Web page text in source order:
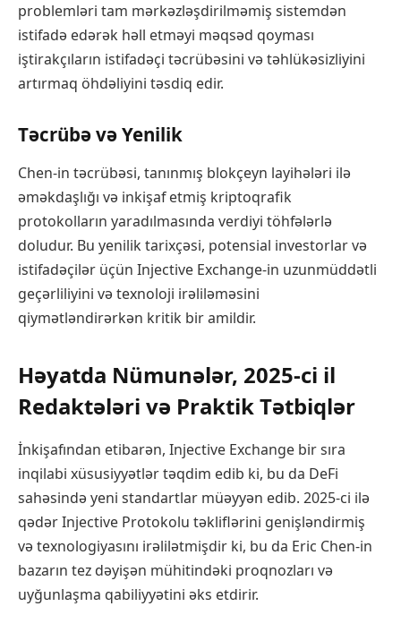
problemləri tam mərkəzləşdirilməmiş sistemdən
istifadə edərək həll etməyi məqsəd qoyması
iştirakçıların istifadəçi təcrübəsini və təhlükəsizliyini
artırmaq öhdəliyini təsdiq edir.
Təcrübə və Yenilik
Chen-in təcrübəsi, tanınmış blokçeyn layihələri ilə
əməkdaşlığı və inkişaf etmiş kriptoqrafik
protokolların yaradılmasında verdiyi töhfələrlə
doludur. Bu yenilik tarixçəsi, potensial investorlar və
istifadəçilər üçün Injective Exchange-in uzunmüddətli
geçərliliyini və texnoloji irəliləməsini
qiymətləndirərkən kritik bir amildir.
Həyatda Nümunələr, 2025-ci il
Redaktələri və Praktik Tətbiqlər
İnkişafından etibarən, Injective Exchange bir sıra
inqilabi xüsusiyyətlər təqdim edib ki, bu da DeFi
sahəsində yeni standartlar müəyyən edib. 2025-ci ilə
qədər Injective Protokolu təkliflərini genişləndirmiş
və texnologiyasını irəlilətmişdir ki, bu da Eric Chen-in
bazarın tez dəyişən mühitindəki proqnozları və
uyğunlaşma qabiliyyətini əks etdirir.